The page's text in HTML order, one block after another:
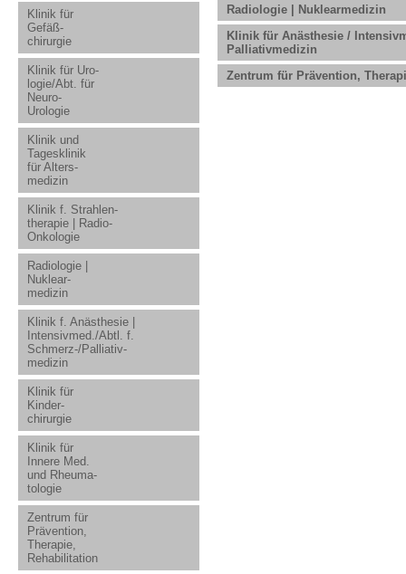
Klinik für
Gefäß-
chirurgie
Klinik für Uro-
logie/Abt. für
Neuro-
Urologie
Klinik und
Tagesklinik
für Alters-
medizin
Klinik f. Strahlen-
therapie | Radio-
Onkologie
Radiologie |
Nuklear-
medizin
Klinik f. Anästhesie |
Intensivmed./Abtl. f.
Schmerz-/Palliativ-
medizin
Klinik für
Kinder-
chirurgie
Klinik für
Innere Med.
und Rheuma-
tologie
Zentrum für
Prävention,
Therapie,
Rehabilitation
Radiologie | Nuklearmedizin
Klinik für Anästhesie /
Palliativmedizin
Zentrum für Prävention,